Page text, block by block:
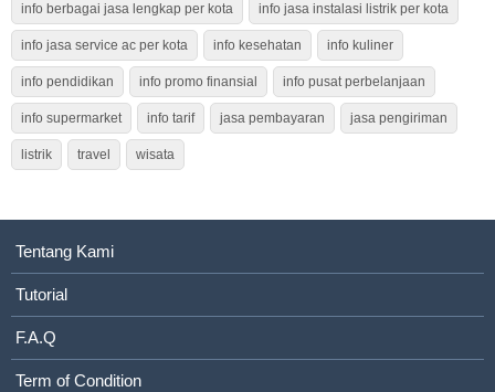
info berbagai jasa lengkap per kota info jasa instalasi listrik per kota
info jasa service ac per kota info kesehatan info kuliner
info pendidikan info promo finansial info pusat perbelanjaan
info supermarket info tarif jasa pembayaran jasa pengiriman
listrik travel wisata
Tentang Kami
Tutorial
F.A.Q
Term of Condition